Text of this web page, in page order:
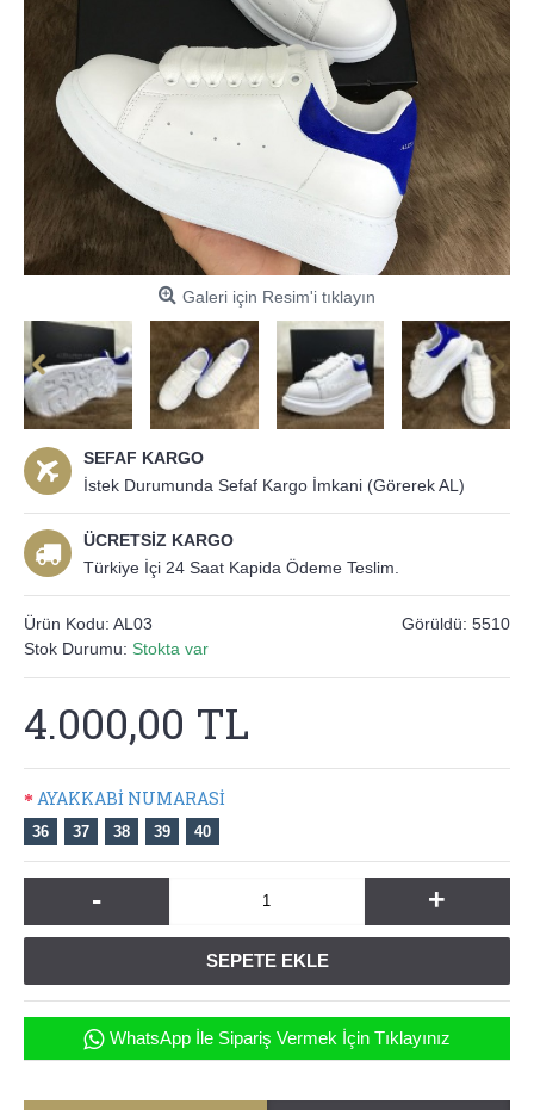
Galeri için Resim'i tıklayın
SEFAF KARGO
İstek Durumunda Sefaf Kargo İmkani (Görerek AL)
ÜCRETSİZ KARGO
Türkiye İçi 24 Saat Kapida Ödeme Teslim.
Görüldü: 5510
Ürün Kodu: AL03
Stok Durumu: Stokta var
4.000,00 TL
AYAKKABİ NUMARASİ
36 37 38 39 40
- +
SEPETE EKLE
WhatsApp İle Sipariş Vermek İçin Tıklayınız